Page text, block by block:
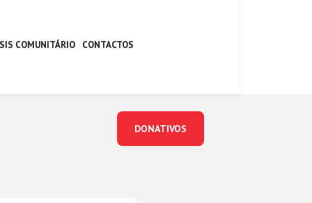
SIS COMUNITÁRIO CONTACTOS
DONATIVOS